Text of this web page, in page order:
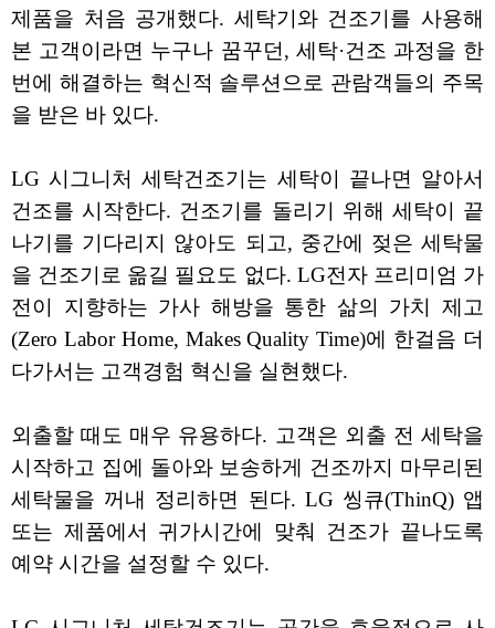
제품을 처음 공개했다. 세탁기와 건조기를 사용해
본 고객이라면 누구나 꿈꾸던, 세탁·건조 과정을 한
번에 해결하는 혁신적 솔루션으로 관람객들의 주목
을 받은 바 있다.
LG 시그니처 세탁건조기는 세탁이 끝나면 알아서
건조를 시작한다. 건조기를 돌리기 위해 세탁이 끝
나기를 기다리지 않아도 되고, 중간에 젖은 세탁물
을 건조기로 옮길 필요도 없다. LG전자 프리미엄 가
전이 지향하는 가사 해방을 통한 삶의 가치 제고
(Zero Labor Home, Makes Quality Time)에 한걸음 더
다가서는 고객경험 혁신을 실현했다.
외출할 때도 매우 유용하다. 고객은 외출 전 세탁을
시작하고 집에 돌아와 보송하게 건조까지 마무리된
세탁물을 꺼내 정리하면 된다. LG 씽큐(ThinQ) 앱
또는 제품에서 귀가시간에 맞춰 건조가 끝나도록
예약 시간을 설정할 수 있다.